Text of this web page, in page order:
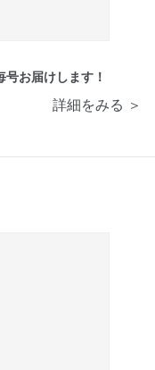
お届けします！
詳細をみる ＞